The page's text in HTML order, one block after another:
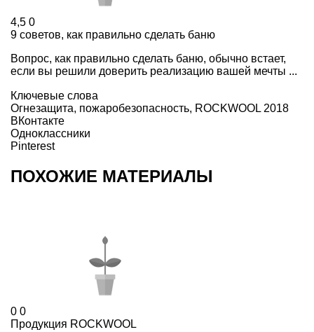
4,5 0
9 советов, как правильно сделать баню
Вопрос, как правильно сделать баню, обычно встает,
если вы решили доверить реализацию вашей мечты ...
Ключевые слова
Огнезащита, пожаробезопасность, ROCKWOOL 2018
ВКонтакте
Одноклассники
Pinterest
ПОХОЖИЕ МАТЕРИАЛЫ
0 0
Продукция ROCKWOOL